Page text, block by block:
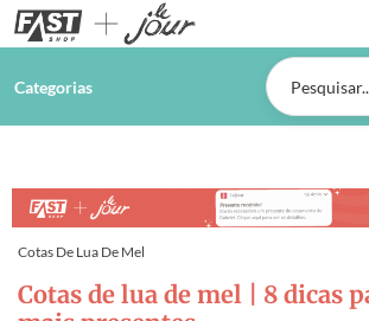
Categorias
Cotas De Lua De Mel
Cotas de lua de mel | 8 dicas